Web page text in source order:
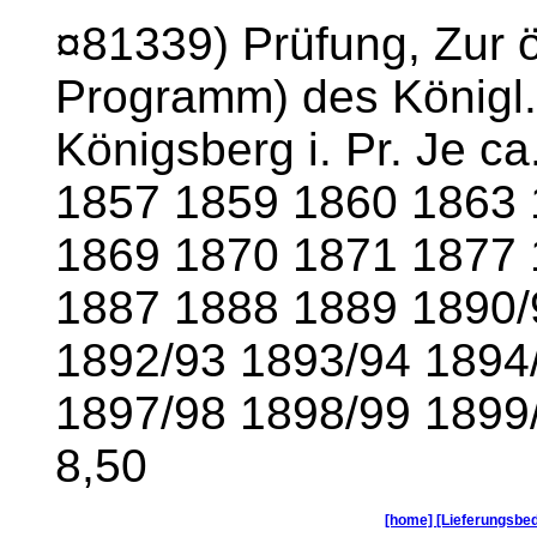
¤81339) Prüfung, Zur
Programm) des
Königsberg i. Pr. Je
1857 1859 1860
1869 1870 1871
1887 1888 1889
1892/93 1893/94
1897/98 1898/99
8,50
[home]